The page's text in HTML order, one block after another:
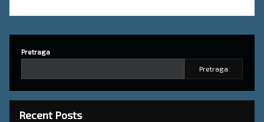
Pretraga
Pretraga
Recent Posts